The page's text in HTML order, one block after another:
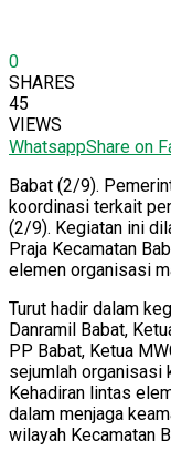
0
SHARES
45
VIEWS
WhatsappShare on
Babat (2/9).
koordinasi terkait
(2/9). Kegiatan ini
Praja Kecamatan
elemen organisasi
Turut hadir dalam
Danramil Babat,
PP Babat, Ketua
sejumlah organisasi
Kehadiran lintas
dalam menjaga
wilayah Kecamatan